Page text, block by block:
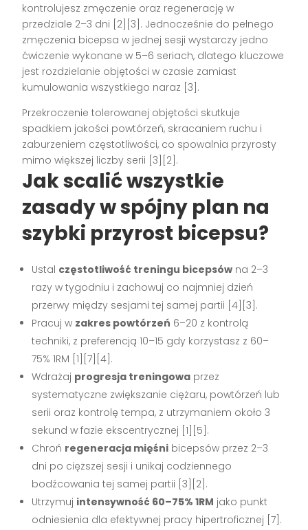
kontrolujesz zmęczenie oraz regenerację w
przedziale 2–3 dni [2][3]. Jednocześnie do pełnego
zmęczenia bicepsa w jednej sesji wystarczy jedno
ćwiczenie wykonane w 5–6 seriach, dlatego kluczowe
jest rozdzielanie objętości w czasie zamiast
kumulowania wszystkiego naraz [3].
Przekroczenie tolerowanej objętości skutkuje
spadkiem jakości powtórzeń, skracaniem ruchu i
zaburzeniem częstotliwości, co spowalnia przyrosty
mimo większej liczby serii [3][2].
Jak scalić wszystkie
zasady w spójny plan na
szybki przyrost bicepsu?
Ustal częstotliwość treningu bicepsów na 2–3
razy w tygodniu i zachowuj co najmniej dzień
przerwy między sesjami tej samej partii [4][3].
Pracuj w zakres powtórzeń 6–20 z kontrolą
techniki, z preferencją 10–15 gdy korzystasz z 60–
75% 1RM [1][7][4].
Wdrażaj progresja treningowa przez
systematyczne zwiększanie ciężaru, powtórzeń lub
serii oraz kontrolę tempa, z utrzymaniem około 3
sekund w fazie ekscentrycznej [1][5].
Chroń regeneracja mięśni bicepsów przez 2–3
dni po cięższej sesji i unikaj codziennego
bodźcowania tej samej partii [3][2].
Utrzymuj intensywność 60–75% 1RM jako punkt
odniesienia dla efektywnej pracy hipertroficznej [7].